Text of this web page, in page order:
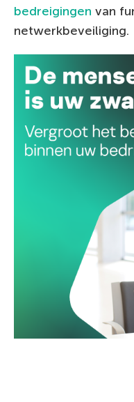
bedreigingen van
netwerkbeveiliging.